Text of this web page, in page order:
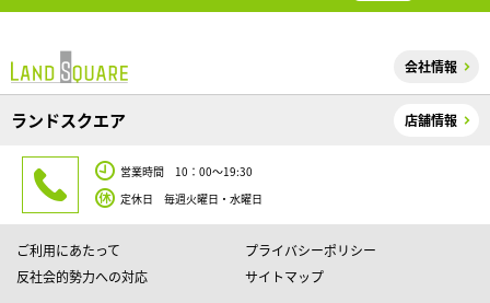
会社情報
ランドスクエア 店舗情報
営業時間 10：00～19:30
定休日 毎週火曜日・水曜日
ご利用にあたって
プライバシーポリシー
反社会的勢力への対応
サイトマップ